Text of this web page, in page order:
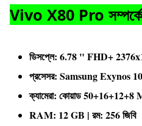
Vivo X80 Pro সম্পর্কে
ডিসপ্লে: 6.78 " FHD+
প্রসেসর: Samsung Exynos
ক্যামেরা: কোয়াড 50+16+12+8
RAM: 12 GB | রম: 256 জিবি